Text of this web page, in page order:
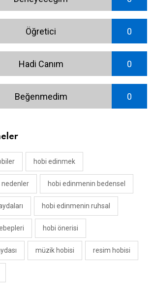
Öğretici 0
Hadi Canım 0
Beğenmedim 0
hobi edinmek
nedenler hobi edinmenin bedensel
hobi edinmenin ruhsal
hobi önerisi
müzik hobisi resim hobisi